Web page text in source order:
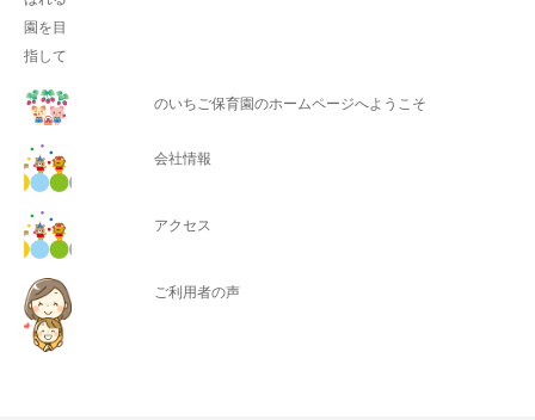
のいちご保育園のホームページへようこそ
会社情報
アクセス
ご利用者の声